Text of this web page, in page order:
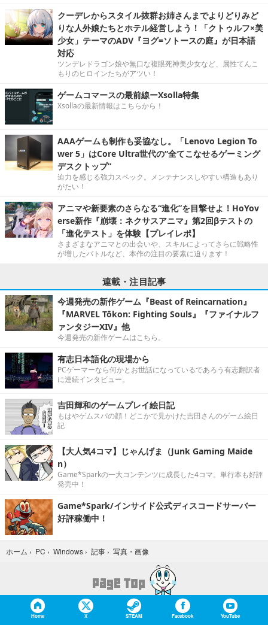
クーデレからスタイル抜群お姉さんまでよりどりみど
りな人外娘たちとホテル経営しよう！「クトゥルフ×美
少女」テーマのADV『ヨグ=ソトースの庭』が日本語
対応
ツンデレドラゴン娘や無口な複眼死神美少女など、属性てんこ
もりのヒロインたちがアツい！
ゲームコマースの最前線ーXsolla特集
Xsollaの最新情報はこちらから！
AAAゲームも制作も妥協なし。「Lenovo Legion To
wer 5」はCore Ultra世代の“全てこなせるゲーミング
デスクトップ”
迫力を感じる強力スペック。メンテナンスしやすい構造もあり
がたい！
アニマや新要素のさらなる“進化”を目撃せよ！HoYov
erse新作『崩壊：ネクサスアニマ』第2回βテストの
「進化テスト」を体験【プレイレポ】
さまざまなアニマとの出会いや、スキルによってさらに戦略性
が増したバトルなど、本作の注目の要素に迫ります！
連載・注目記事
今週発売の新作ゲーム『Beast of Reincarnation』
『MARVEL Tōkon: Fighting Souls』『ファイナルフ
ァンタジーXIV』他
今週発売の新作ゲームはこちら。
有志日本語化の現場から
PCゲーマーなら何かとお世話になっているであろう有志翻訳者
に連続インタビュー。
吉田輝和のゲームプレイ絵日記
もはやゲムスパの顔！どこかで見かけた吉田さんのゲーム絵日
記
【大人気4コマ】じゃんげま（Junk Gaming Maide
n）
Game*Sparkの一大コンテンツに成長した4コマ。単行本も好評
発売中！
Game*Spark/インサイド公式ディスコードサーバー
好評稼働中！
ホーム › PC › Windows › 記事 › 写真・画像
Home X STEAM Facebook YouTube